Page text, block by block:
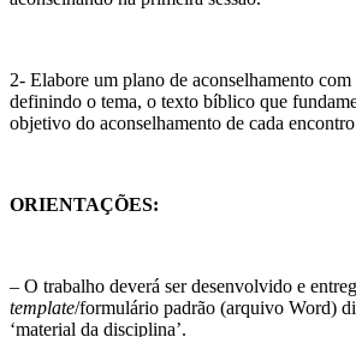
2- Elabore um plano de aconselhamento com
definindo o tema, o texto bíblico que
objetivo do aconselhamento de cada
ORIENTAÇÕES:
– O trabalho deverá ser desenvolvido e
template/formulário padrão (arquivo Word)
‘material da disciplina’.